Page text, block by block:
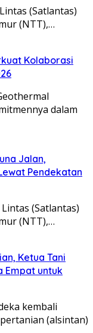
(Satlantas)
(NTT),…
Kolaborasi
dalam
Jalan,
Pendekatan
(Satlantas)
(NTT),…
Ketua Tani
Empat untuk
kembali
(alsintan)